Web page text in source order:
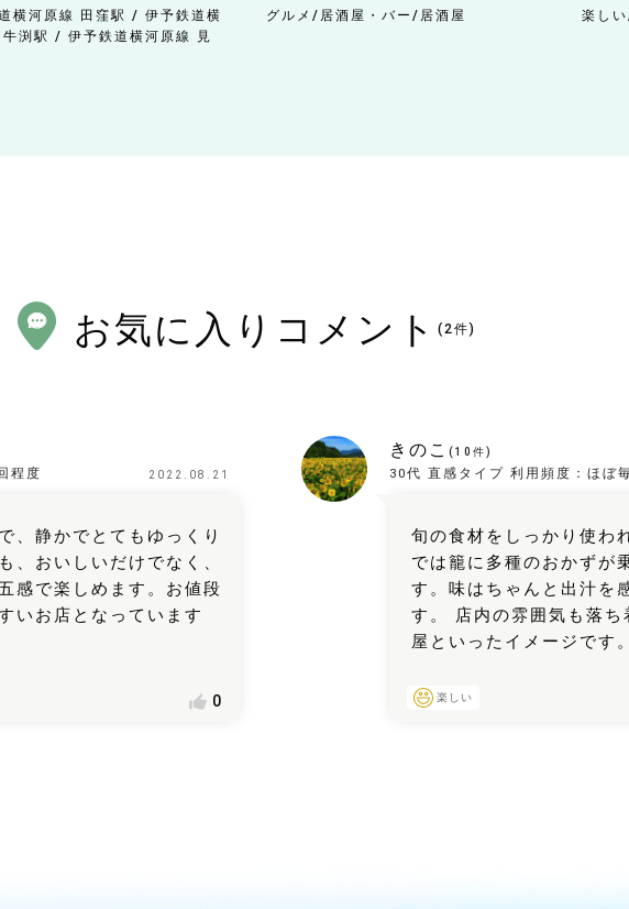
横河原線 田窪駅 / 伊予鉄道横
渕駅 / 伊予鉄道横河原線 見
グルメ/居酒屋・バー/居酒屋 楽しい
お気に入りコメント (2件)
程度 2022.08.21
、静かでとてもゆっくり
、おいしいだけでなく、
感で楽しめます。お値段
いお店となっています
0
きのこ (10 件)
30代 直感タイプ 利用頻度： ほぼ
旬の食材をしっかり使わ
では籠に多種のおかずが
す。味はちゃんと出汁を
す。 店内の雰囲気も落
屋といったイメージです。
楽しい